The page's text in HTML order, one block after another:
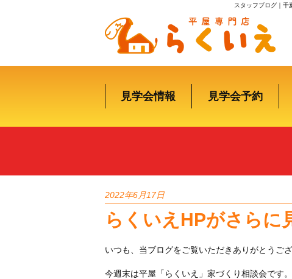
スタッフブログ｜千
見学会情報 見学会予約
2022年6月17日
らくいえHPがさらに
いつも、当ブログをご覧いただきありがとうござ
今週末は平屋「らくいえ」家づくり相談会です。